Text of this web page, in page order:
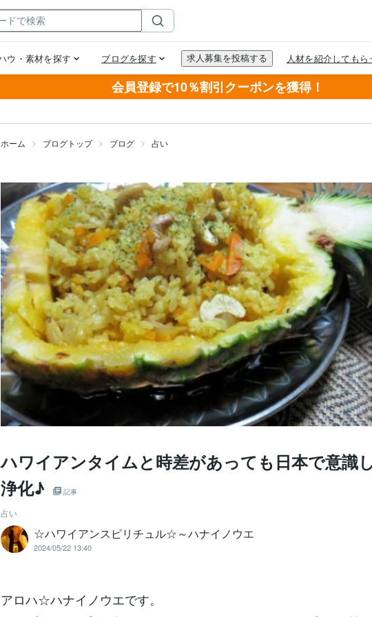
会員登録で10％割引クーポンを獲得！
ホーム ブログトップ ブログ 占い
ハワイアンタイムと時差があっても日本で意識
浄化♪
記事
占い
☆ハワイアンスピリチュル☆～ハナイノウエ
2024/05/22 13:40
アロハ☆ハナイノウエです。